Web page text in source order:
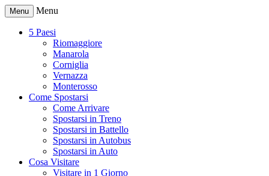
Menu Menu
5 Paesi
Riomaggiore
Manarola
Corniglia
Vernazza
Monterosso
Come Spostarsi
Come Arrivare
Spostarsi in Treno
Spostarsi in Battello
Spostarsi in Autobus
Spostarsi in Auto
Cosa Visitare
Visitare in 1 Giorno